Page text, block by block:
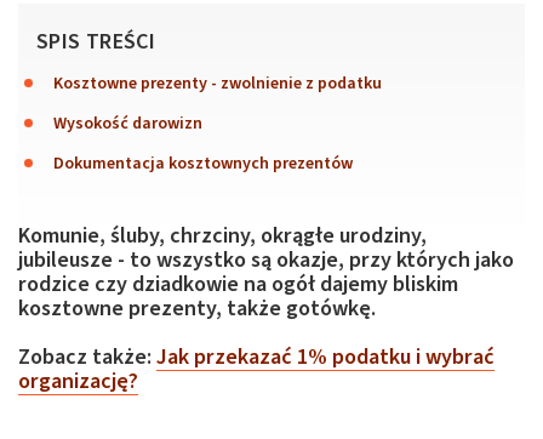
SPIS TREŚCI
Kosztowne prezenty - zwolnienie z podatku
Wysokość darowizn
Dokumentacja kosztownych prezentów
Komunie, śluby, chrzciny, okrągłe urodziny,
jubileusze - to wszystko są okazje, przy których jako
rodzice czy dziadkowie na ogół dajemy bliskim
kosztowne prezenty, także gotówkę.
Zobacz także:Jak przekazać 1% podatku i wybrać
organizację?